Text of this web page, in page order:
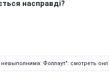
Фоллаут": смотреть